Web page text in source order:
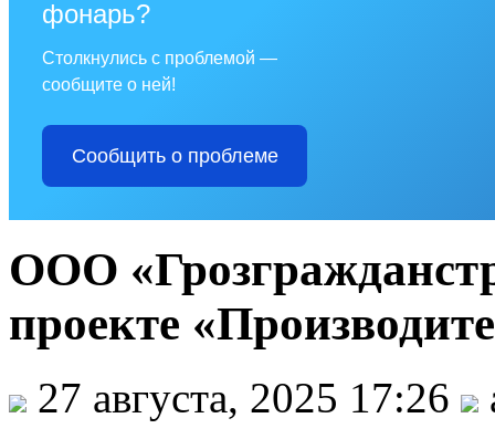
фонарь?
Столкнулись с проблемой —
сообщите о ней!
Сообщить о проблеме
ООО
проекте
27 августа, 2025 17:26